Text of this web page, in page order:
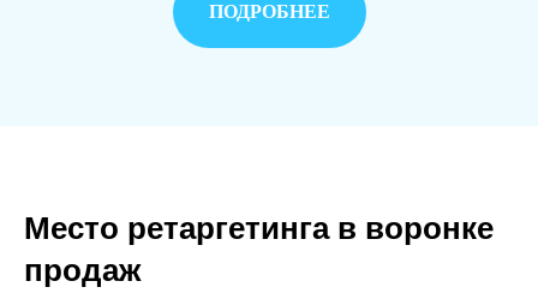
ПОДРОБНЕЕ
Место ретаргетинга в воронке
продаж